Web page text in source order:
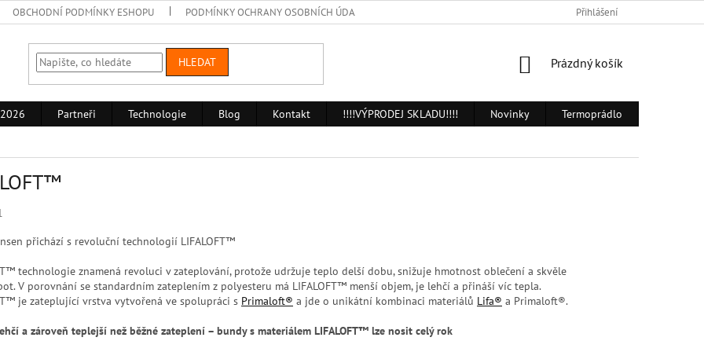
OBCHODNÍ PODMÍNKY ESHOPU PODMÍNKY OCHRANY OSOBNÍCH ÚDAJŮ Přihlášení
HLEDAT
NÁKUPNÍ
Prázdný košík
Partneři Technologie Blog Kontakt !!!!VÝPRODEJ SKLADU!!!! Novinky Termoprádlo
přichází s revoluční technologií LIFALOFT™
technologie znamená revoluci v zateplování, protože udržuje teplo delší dobu, snižuje hmotnost oblečení a skvěle
V porovnání se standardním zateplením z polyesteru má LIFALOFT™ menší objem, je lehčí a přináší víc tepla.
je zateplující vrstva vytvořená ve spolupráci s Primaloft® a jde o unikátní kombinaci materiálů Lifa® a Primaloft®.
a zároveň teplejší než běžné zateplení – bundy s materiálem LIFALOFT™ lze nosit celý rok